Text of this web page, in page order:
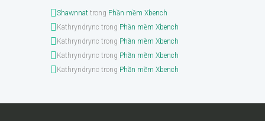
Shawnnat trong Phần mềm Xbench
Kathryndrync trong Phần mềm Xbench
Kathryndrync trong Phần mềm Xbench
Kathryndrync trong Phần mềm Xbench
Kathryndrync trong Phần mềm Xbench